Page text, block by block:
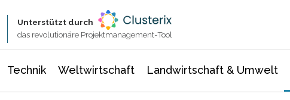
Unterstützt durch
das revolutionäre Projektmanagement-Tool
Technik Weltwirtschaft Landwirtschaft & Umwelt